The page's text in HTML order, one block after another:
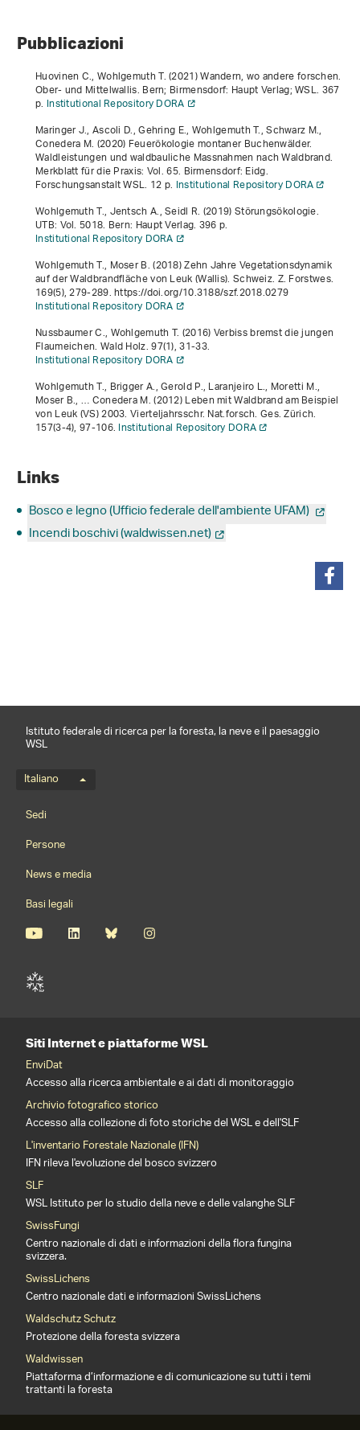
Pubblicazioni
Huovinen C., Wohlgemuth T. (2021)Wandern, wo andere forschen.
Ober- und Mittelwallis. Bern; Birmensdorf: Haupt Verlag; WSL. 367
p. Institutional Repository DORA
Maringer J., Ascoli D., Gehring E., Wohlgemuth T., Schwarz M.,
Conedera M. (2020)Feuerökologie montaner Buchenwälder.
Waldleistungen und waldbauliche Massnahmen nach Waldbrand.
Merkblatt für die Praxis: Vol. 65. Birmensdorf: Eidg.
Forschungsanstalt WSL. 12 p. Institutional Repository DORA
Wohlgemuth T., Jentsch A., Seidl R. (2019)Störungsökologie.
UTB: Vol. 5018. Bern: Haupt Verlag. 396 p.
Institutional Repository DORA
Wohlgemuth T., Moser B. (2018) Zehn Jahre Vegetationsdynamik
auf der Waldbrandfläche von Leuk (Wallis). Schweiz. Z. Forstwes.
169(5), 279-289. https://doi.org/10.3188/szf.2018.0279
Institutional Repository DORA
Nussbaumer C., Wohlgemuth T. (2016) Verbiss bremst die jungen
Flaumeichen. Wald Holz.97(1), 31-33.
Institutional Repository DORA
Wohlgemuth T., Brigger A., Gerold P., Laranjeiro L., Moretti M.,
Moser B., … Conedera M. (2012) Leben mit Waldbrand am Beispiel
von Leuk (VS) 2003. Vierteljahrsschr. Nat.forsch. Ges. Zürich.
157(3-4), 97-106.Institutional Repository DORA
Links
Bosco e legno (Ufficio federale dell'ambiente UFAM)
Incendi boschivi (waldwissen.net)
Istituto federale di ricerca per la foresta, la neve e il paesaggio
WSL
Menu della lingua
Italiano
Footernavigation
Sedi
Persone
News e media
Basi legali
Siti Internet e piattaforme WSL
EnviDat
Accesso alla ricerca ambientale e ai dati di monitoraggio
Archivio fotografico storico
Accesso alla collezione di foto storiche del WSL e dell'SLF
L'inventario Forestale Nazionale (IFN)
IFN rileva l'evoluzione del bosco svizzero
SLF
WSL Istituto per lo studio della neve e delle valanghe SLF
SwissFungi
Centro nazionale di dati e informazioni della flora fungina
svizzera.
SwissLichens
Centro nazionale dati e informazioni SwissLichens
Waldschutz Schutz
Protezione della foresta svizzera
Waldwissen
Piattaforma d’informazione e di comunicazione su tutti i temi
trattanti la foresta